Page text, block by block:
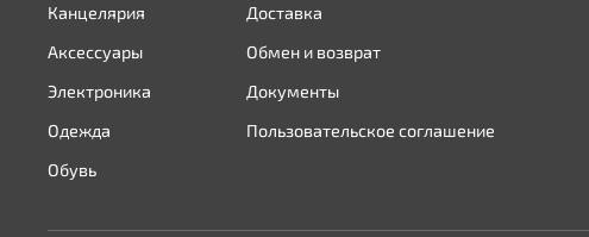
Канцелярия
Аксессуары
Электроника
Одежда
Обувь
Доставка
Обмен и возврат
Документы
Пользовательское соглашение